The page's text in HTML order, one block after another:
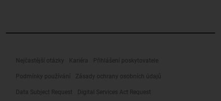
Nejčastější otázky Kariéra Přihlášení poskytovatele
Podmínky používání Zásady ochrany osobních údajů
Data Subject Request Digital Services Act Request